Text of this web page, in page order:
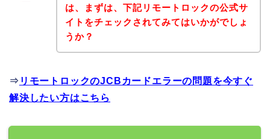
は、まずは、下記リモートロックの公式サ
イトをチェックされてみてはいかがでしょ
うか？
⇒ リモートロックのJCBカードエラーの問題を今すぐ
解決したい方はこちら